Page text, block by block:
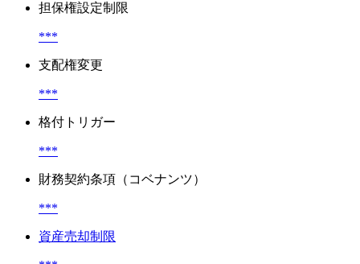
担保権設定制限
***
支配権変更
***
格付トリガー
***
財務契約条項（コベナンツ）
***
資産売却制限